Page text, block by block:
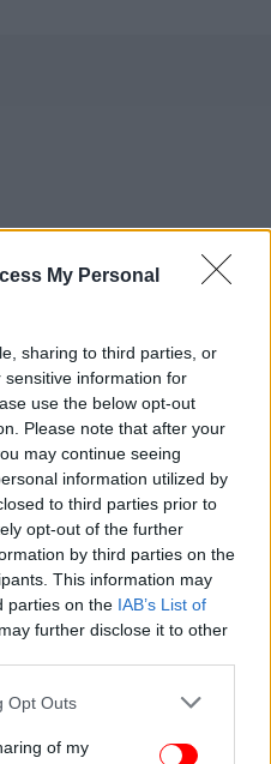
My Personal
sharing to third parties, or
information for
use the below opt-out
Please note that after your
may continue seeing
information utilized by
to third parties prior to
opt-out of the further
by third parties on the
This information may
parties on the IAB’s List of
further disclose it to other
uses one or more Google
behaviour. You may click to
Opt Outs
of my